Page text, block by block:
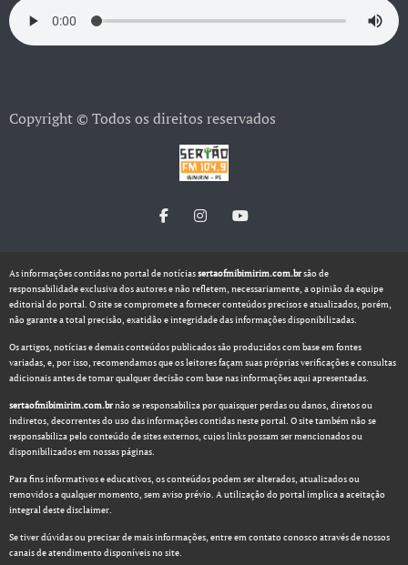
Copyright © Todos os direitos reservados
As informações contidas no portal de notíciassertaofmibimirim.com.brsão de
responsabilidade exclusiva dos autores e não refletem, necessariamente, a opinião da equipe
editorial do portal. O site se compromete a fornecer conteúdos precisos e atualizados, porém,
não garante a total precisão, exatidão e integridade das informações disponibilizadas.
Os artigos, notícias e demais conteúdos publicados são produzidos com base em fontes
variadas, e, por isso, recomendamos que os leitores façam suas próprias verificações e consultas
adicionais antes de tomar qualquer decisão com base nas informações aqui apresentadas.
sertaofmibimirim.com.brnão se responsabiliza por quaisquer perdas ou danos, diretos ou
indiretos, decorrentes do uso das informações contidas neste portal. O site também não se
responsabiliza pelo conteúdo de sites externos, cujos links possam ser mencionados ou
disponibilizados em nossas páginas.
Para fins informativos e educativos, os conteúdos podem ser alterados, atualizados ou
removidos a qualquer momento, sem aviso prévio. A utilização do portal implica a aceitação
integral deste disclaimer.
Se tiver dúvidas ou precisar de mais informações, entre em contato conosco através de nossos
canais de atendimento disponíveis no site.